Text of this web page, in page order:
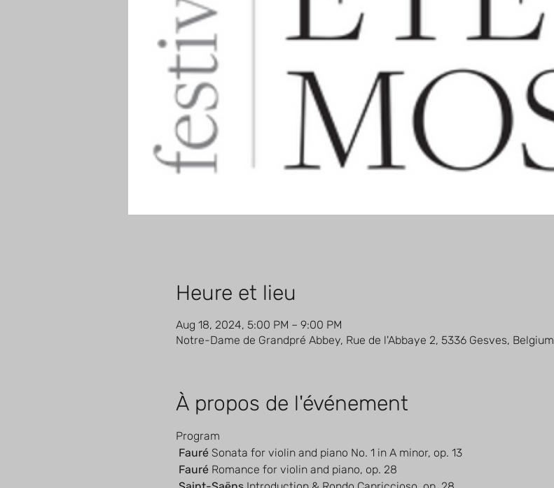
Heure et lieu
Aug 18, 2024, 5:00 PM – 9:00 PM
Notre-Dame de Grandpré Abbey, Rue de l'Abbaye 2, 5336 Gesves, Belgium
À propos de l'événement
Program
Fauré Sonata for violin and piano No. 1 in A minor, op. 13
Fauré Romance for violin and piano, op. 28